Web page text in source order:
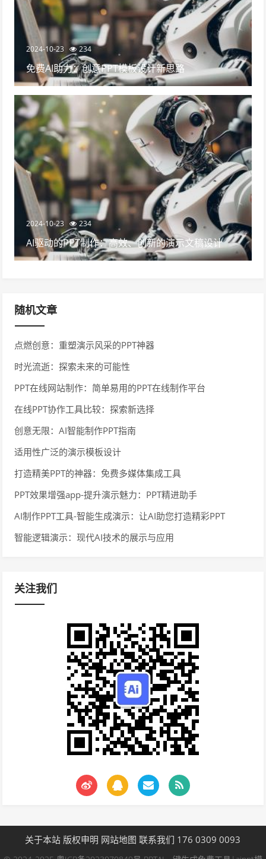
2024-10-23 234
免费AI助力：创意PPT模板设计新思路
2024-10-23 234
AI驱动的PPT制作：高效、创新的演示文稿设计
随机文章
点燃创意：重塑演示风采的PPT神器
时光流逝：探索未来的可能性
PPT在线网站制作：简单易用的PPT在线制作平台
在线PPT协作工具比较：探索新选择
创意无限：AI智能制作PPT指南
适用性广泛的演示模板设计
打造精美PPT的神器：免费多媒体集成工具
PPT效果增强app-提升演示魅力：PPT精进助手
AI制作PPT工具-智能生成演示：让AI助您打造精彩PPT
智能逻辑演示：现代AI技术的展示与应用
关注我们
关于本站 版权申明 网站地图 联系我们 176 0309 0093